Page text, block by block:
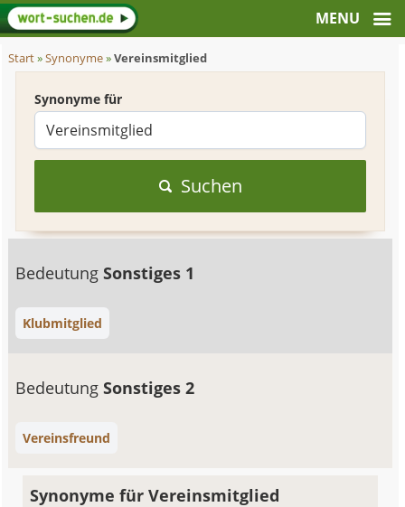
Start»Synonyme»Vereinsmitglied
Synonyme für
Suchen
BedeutungSonstiges 1
Klubmitglied
BedeutungSonstiges 2
Vereinsfreund
Synonyme für Vereinsmitglied